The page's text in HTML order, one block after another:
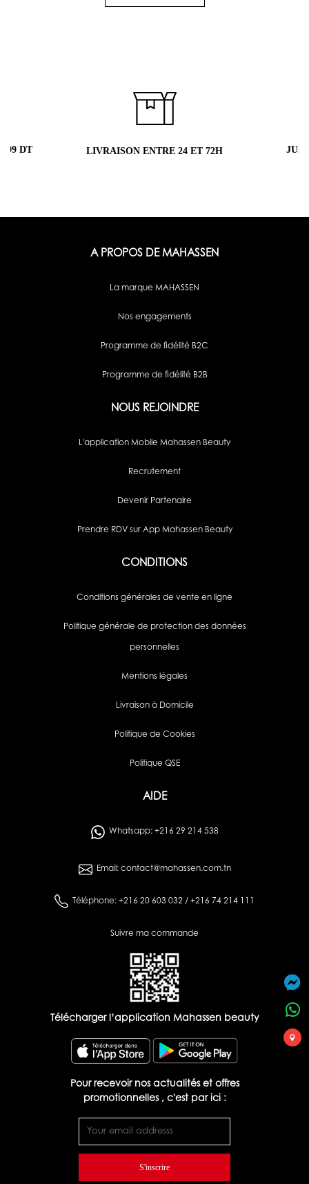
99 DT LIVRAISON ENTRE 24 ET 72H
A PROPOS DE MAHASSEN
La marque MAHASSEN
Nos engagements
Programme de fidélité B2C
Programme de fidélité B2B
NOUS REJOINDRE
L'application Mobile Mahassen Beauty
Recrutement
Devenir Partenaire
Prendre RDV sur App Mahassen Beauty
CONDITIONS
Conditions générales de vente en ligne
Politique générale de protection des données
personnelles
Mentions légales
Livraison à Domicile
Politique de Cookies
Politique QSE
AIDE
Whatsapp: +216 29 214 538
Email: contact@mahassen.com.tn
Téléphone: +216 20 603 032 / +216 74 214 111
Suivre ma commande
Télécharger l’application Mahassen beauty
Pour recevoir nos actualités et offres
promotionnelles , c'est par ici :
S'inscrire